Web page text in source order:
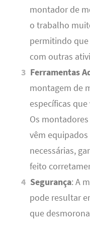
montador de
o trabalho
permitindo
com outras
Ferramentas
montagem de
específicas
Os
vêm
necessárias,
feito
Segurança: A
pode resultar
que